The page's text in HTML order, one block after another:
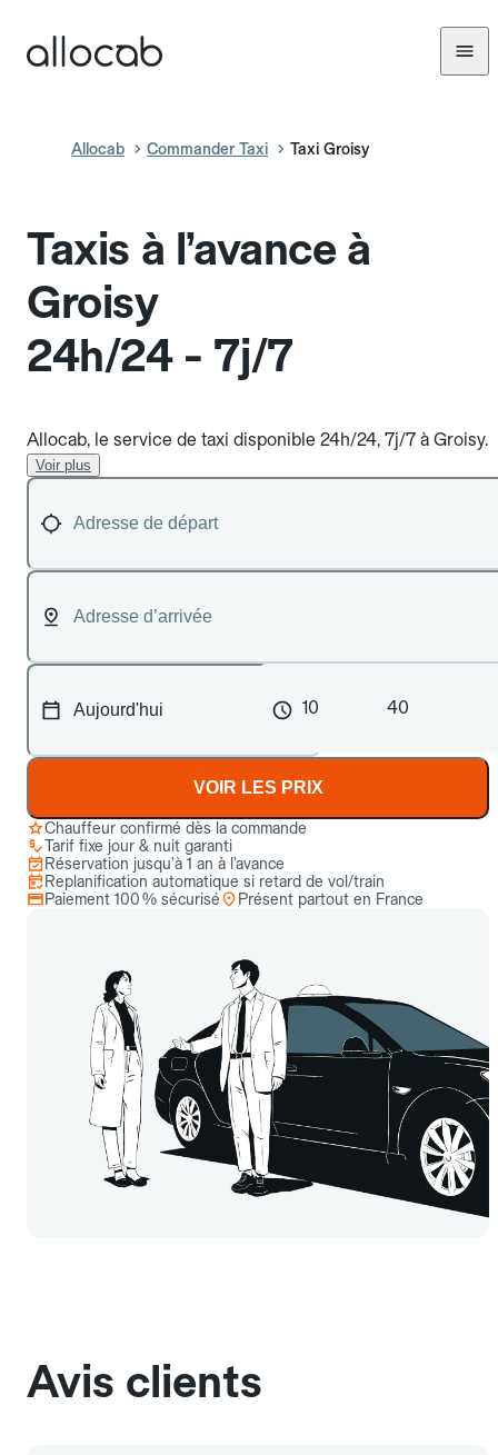
Allocab Commander Taxi Taxi Groisy
Taxis à l’avance à
Groisy
24h/24 - 7j/7
Allocab, le service de taxi disponible 24h/24, 7j/7 à Groisy.
Voir plus
10 40
VOIR LES PRIX
Chauffeur confirmé dès la commande
Tarif fixe jour & nuit garanti
Réservation jusqu’à 1 an à l’avance
Replanification automatique si retard de vol/train
Paiement 100 % sécurisé
Présent partout en France
Avis clients